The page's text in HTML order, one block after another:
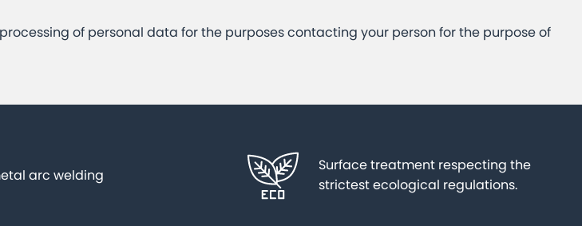
of personal data for the purposes contacting your person for the purpose of
arc welding
Surface treatment respecting the
strictest ecological regulations.